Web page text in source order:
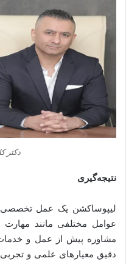
دکتر
نتیجه‌گیری
لیپوساکشن یک عمل
عوامل مختلفی مانند مهارت
مشاوره پیش از عمل و
دقیق معیارهای علمی و